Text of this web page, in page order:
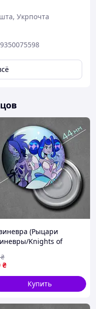
Укрпочта
(Рыцари
Knights of
Ø44 мм
₴
₴
Купить